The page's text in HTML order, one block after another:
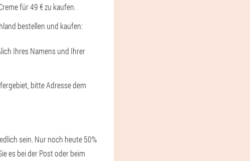
für 49 € zu kaufen.
bestellen und kaufen:
Ihres Namens und Ihrer
bitte Adresse dem
sein. Nur noch heute 50%
es bei der Post oder beim